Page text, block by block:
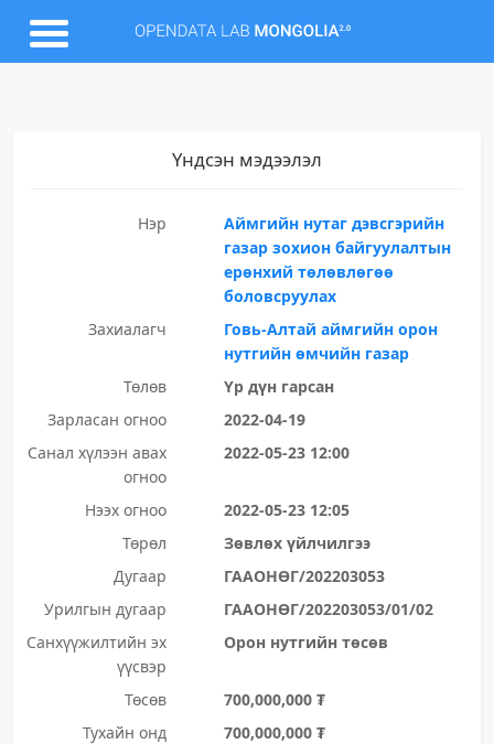
Үндсэн мэдээлэл
Нэр
Аймгийн нутаг дэвсгэрийн
газар зохион байгуулалтын
ерөнхий төлөвлөгөө
боловсруулах
Захиалагч
Говь-Алтай аймгийн орон
нутгийн өмчийн газар
Төлөв
Үр дүн гарсан
Зарласан огноо
2022-04-19
Санал хүлээн авах
огноо
2022-05-23 12:00
Нээх огноо
2022-05-23 12:05
Төрөл
Зөвлөх үйлчилгээ
Дугаар
ГААОНӨГ/202203053
Урилгын дугаар
ГААОНӨГ/202203053/01/02
Санхүүжилтийн эх
үүсвэр
Орон нутгийн төсөв
Төсөв
700,000,000 ₮
Тухайн онд
700,000,000 ₮